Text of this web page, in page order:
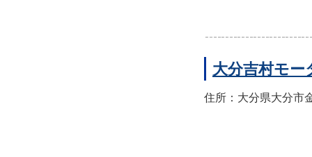
大分吉村モー
住所：大分県大分市